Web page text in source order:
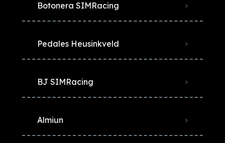
Botonera SIMRacing
Pedales Heusinkveld
BJ SIMRacing
Almiun